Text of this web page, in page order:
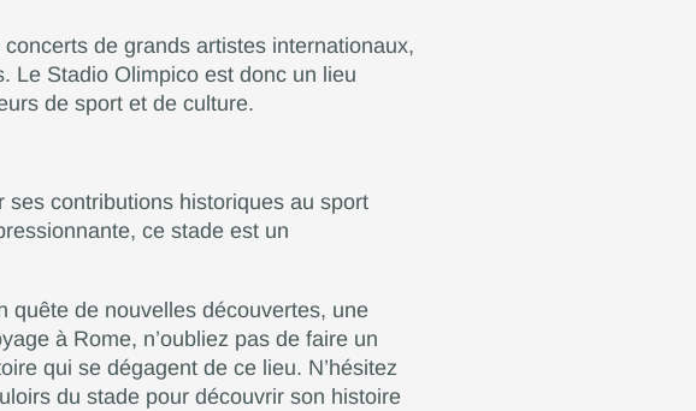
de grands artistes internationaux,
Le Stadio Olimpico est donc un lieu
de sport et de culture.
contributions historiques au sport
ce stade est un
quête de nouvelles découvertes, une
à Rome, n’oubliez pas de faire un
qui se dégagent de ce lieu. N’hésitez
du stade pour découvrir son histoire